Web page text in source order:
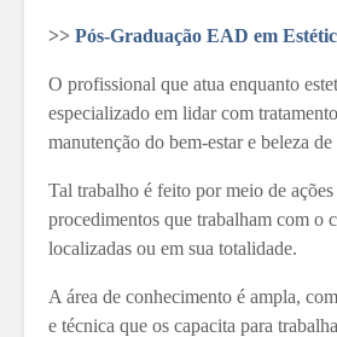
>> Pós-Graduação EAD em
O profissional que atua enquanto
especializado em lidar com
manutenção do bem-estar e beleza de
Tal trabalho é feito por meio de ações
procedimentos que trabalham com o
localizadas ou em sua totalidade.
A área de conhecimento é ampla,
e técnica que os capacita para